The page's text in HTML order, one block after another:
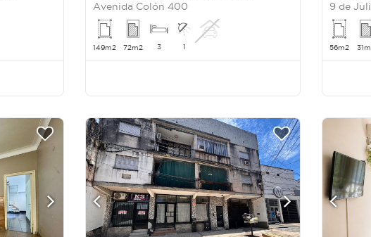
Avenida Colón 400
149m2 72m2 3 1
9 de
56m2